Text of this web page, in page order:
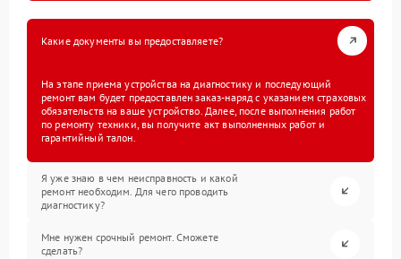
Какие документы вы предоставляете?
На этапе приема устройства на диагностику и последующий
ремонт вам будет предоставлен заказ-наряд с указанием страховых
обязательств на ваше устройство. Далее, после выполнения работ
по ремонту техники, вы получите акт выполненных работ и
гарантийный талон.
Я уже знаю в чем неисправность и какой
ремонт необходим. Для чего проводить
диагностику?
Мне нужен срочный ремонт. Сможете
сделать?